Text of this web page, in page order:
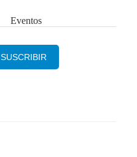
Eventos
SUSCRIBIR